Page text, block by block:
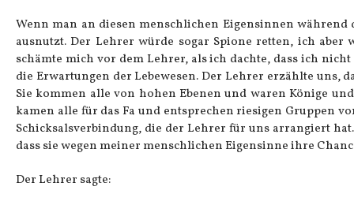
Wenn man an diesen menschlichen Eigensinnen
ausnutzt. Der Lehrer würde sogar Spione retten, ich
schämte mich vor dem Lehrer, als ich dachte, dass ich
die Erwartungen der Lebewesen. Der Lehrer erzählte uns,
Sie kommen alle von hohen Ebenen und waren Könige
kamen alle für das Fa und entsprechen riesigen Gruppen
Schicksalsverbindung, die der Lehrer für uns arrangiert
dass sie wegen meiner menschlichen Eigensinne ihre
Der Lehrer sagte: